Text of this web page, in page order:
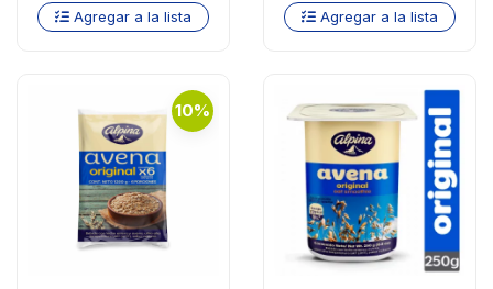
Agregar a la lista Agregar a la lista
10%